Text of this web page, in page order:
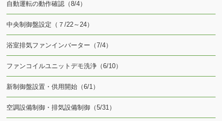
自動運転の動作確認（8/4）
中央制御盤設定（７/22～24）
浴室排気ファンインバーター（7/4）
ファンコイルユニットデモ洗浄（6/10）
新制御盤設置・供用開始（6/1）
空調設備制御・排気設備制御（5/31）